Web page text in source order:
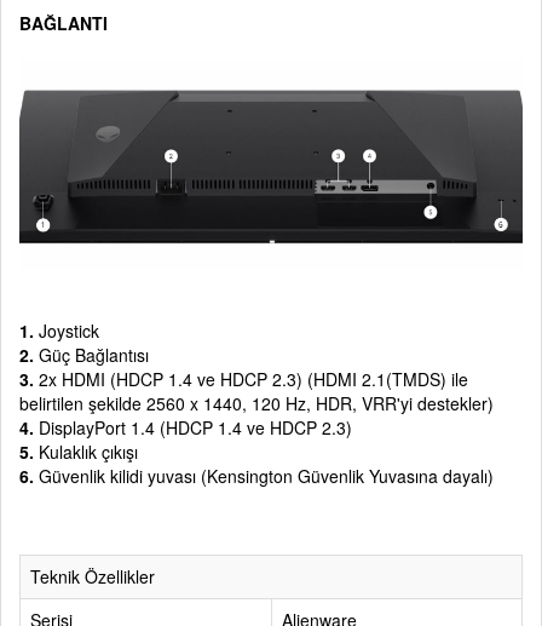
BAĞLANTI
1. Joystick
2. Güç Bağlantısı
3. 2x HDMI (HDCP 1.4 ve HDCP 2.3) (HDMI 2.1(TMDS) ile
belirtilen şekilde 2560 x 1440, 120 Hz, HDR, VRR'yi destekler)
4. DisplayPort 1.4 (HDCP 1.4 ve HDCP 2.3)
5. Kulaklık çıkışı
6. Güvenlik kilidi yuvası (Kensington Güvenlik Yuvasına dayalı)
Teknik Özellikler
Serisi
Alienware